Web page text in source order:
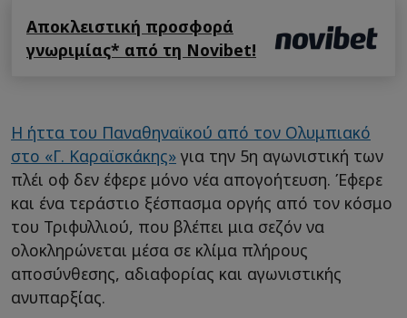
Αποκλειστική προσφορά
γνωριμίας* από τη Novibet!
Η ήττα του Παναθηναϊκού από τον Ολυμπιακό
στο «Γ. Καραϊσκάκης»για την 5η αγωνιστική των
πλέι οφ δεν έφερε μόνο νέα απογοήτευση. Έφερε
και ένα τεράστιο ξέσπασμα οργής από τον κόσμο
του Τριφυλλιού, που βλέπει μια σεζόν να
ολοκληρώνεται μέσα σε κλίμα πλήρους
αποσύνθεσης, αδιαφορίας και αγωνιστικής
ανυπαρξίας.